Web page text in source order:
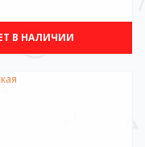
В НАЛИЧИИ